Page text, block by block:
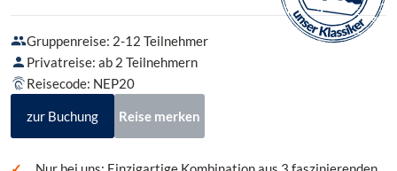
Gruppenreise: 2-12 Teilnehmer
Privatreise: ab 2 Teilnehmern
Reisecode: NEP20
zur Buchung Reise merken